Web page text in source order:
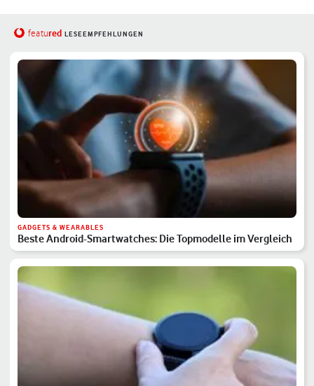
featured LESEEMPFEHLUNGEN
GADGETS & WEARABLES
Beste Android-Smartwatches: Die Topmodelle im Vergleich